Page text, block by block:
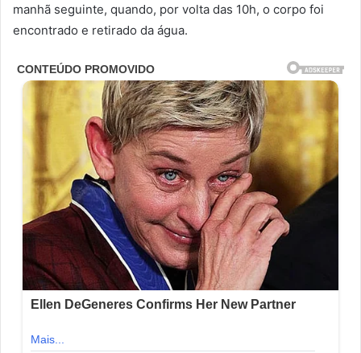
manhã seguinte, quando, por volta das 10h, o corpo foi
encontrado e retirado da água.